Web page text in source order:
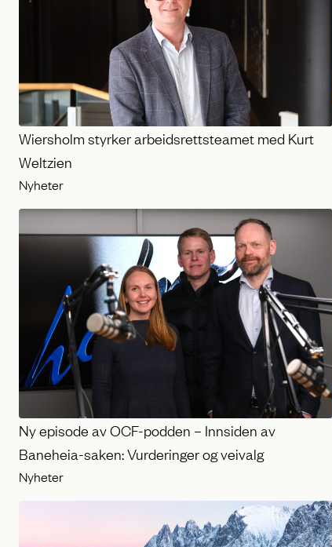
Wiersholm styrker arbeidsrettsteamet med Kurt
Weltzien
Nyheter
Ny episode av OCF-podden – Innsiden av
Baneheia-saken: Vurderinger og veivalg
Nyheter